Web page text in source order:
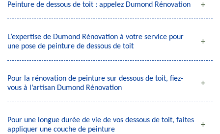
Peinture de dessous de toit : appelez Dumond Rénovation
L’expertise de Dumond Rénovation à votre service pour
une pose de peinture de dessous de toit
Pour la rénovation de peinture sur dessous de toit, fiez-
vous à l’artisan Dumond Rénovation
Pour une longue durée de vie de vos dessous de toit, faites
appliquer une couche de peinture